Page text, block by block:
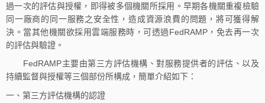
過一次的評估與授權，即得被多個機關所採用。早期各機關重複檢驗
同一廠商的同一服務之安全性，造成資源浪費的問題，將可獲得解
決。當其他機關欲採用雲端服務時，可透過FedRAMP，免去再一次
的評估與驗證。
FedRAMP主要由第三方評估機構、對服務提供者的評估、以及
持續監督與授權等三個部份所構成，簡單介紹如下：
一、第三方評估機構的認證